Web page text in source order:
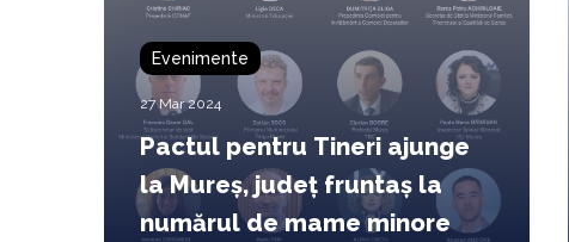
Evenimente
27 Mar 2024
Pactul pentru Tineri ajunge
la Mureș, județ fruntaș la
numărul de mame minore